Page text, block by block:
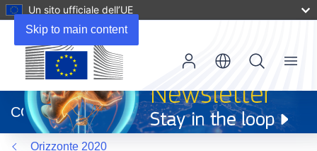
Skip to main content
Un sito ufficiale dell’UE
apre
in
una
nuova
CORDIS
Menu
Orizzonte 2020